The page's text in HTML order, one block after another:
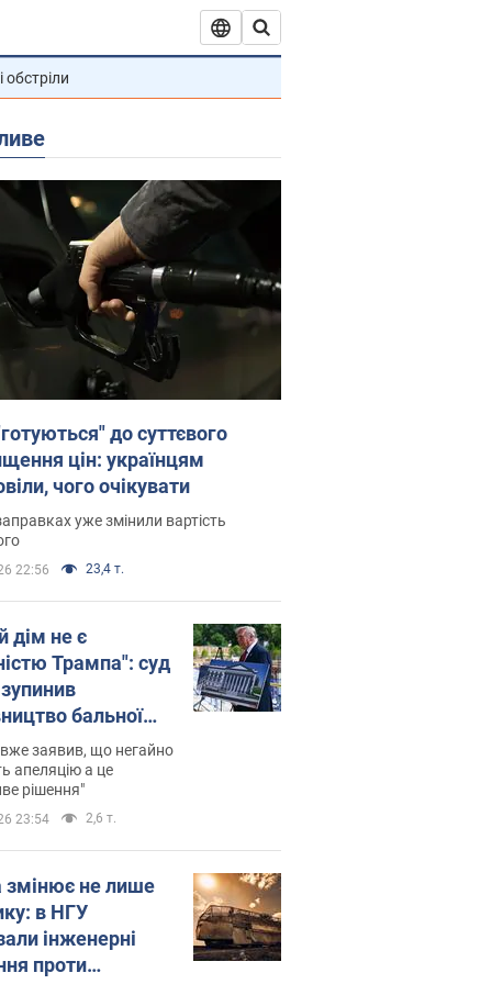
обстріли
до суттєвого
цін: українцям
чого очікувати
уже змінили вартість
22:56 23,4 т.
дім не є
Трампа": суд
бальної
$400 млн
заявив, що негайно
апеляцію а це
рішення"
23:54 2,6 т.
змінює не лише
в НГУ
інженерні
проти